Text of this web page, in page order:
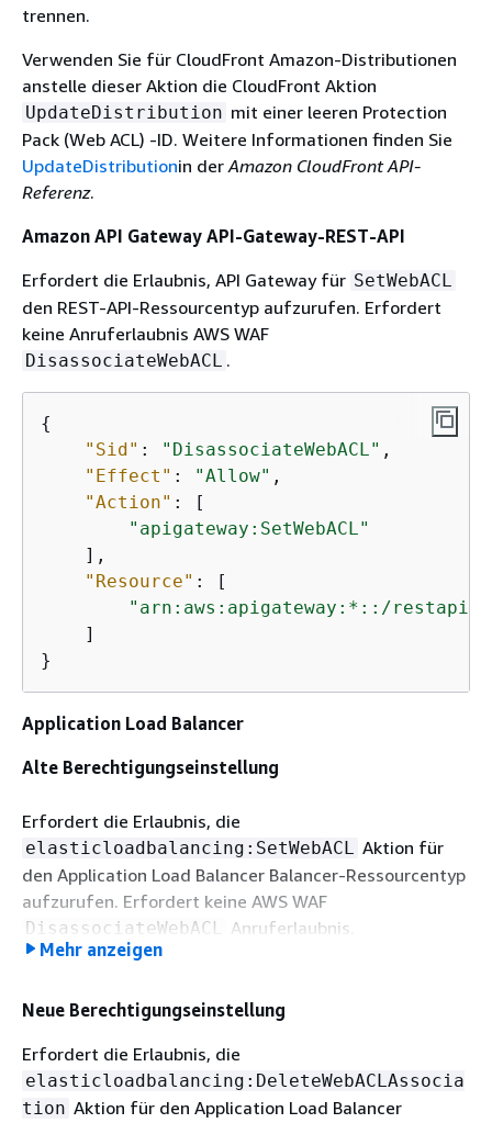
trennen.
Verwenden Sie für CloudFront Amazon-Distributionen
anstelle dieser Aktion die CloudFront Aktion
UpdateDistribution mit einer leeren Protection
Pack (Web ACL) -ID. Weitere Informationen finden Sie
UpdateDistributionin der Amazon CloudFront API-
Referenz.
Amazon API Gateway API-Gateway-REST-API
Erfordert die Erlaubnis, API Gateway für SetWebACL
den REST-API-Ressourcentyp aufzurufen. Erfordert
keine Anruferlaubnis AWS WAF
DisassociateWebACL .
{
"Sid" : "DisassociateWebACL" ,
"Effect" : "Allow" ,
"Action" : [
"apigateway:SetWebACL"
    ],
"Resource" : [
"arn:aws:apigateway:*::/
    ]
}
Application Load Balancer
Alte Berechtigungseinstellung
Erfordert die Erlaubnis, die
elasticloadbalancing:SetWebACL Aktion für
den Application Load Balancer Balancer-Ressourcentyp
aufzurufen. Erfordert keine AWS WAF
DisassociateWebACL Anruferlaubnis.
"Sid": "DisassociateWebACL"
"Effect"
: "Allow"
"Action": [
"elasticloadbalancing:SetWebACL"
Mehr anzeigen
Neue Berechtigungseinstellung
Erfordert die Erlaubnis, die
elasticloadbalancing:DeleteWebACLAssocia
tion Aktion für den Application Load Balancer